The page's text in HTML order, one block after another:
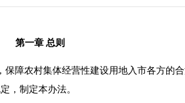
第一章 总则
农村集体经营性建设用地入市各方的
，制定本办法。